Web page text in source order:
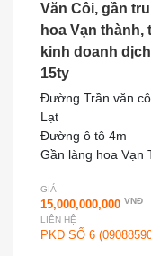
Văn Côi, gần
hoa Vạn
kinh doanh
15ty
Đường Trần văn
Lạt
Đường ô tô 4m
Gần làng hoa Vạn
GIÁ
15,000,000,000 VNĐ
LIÊN HỆ
PKD SỐ 6